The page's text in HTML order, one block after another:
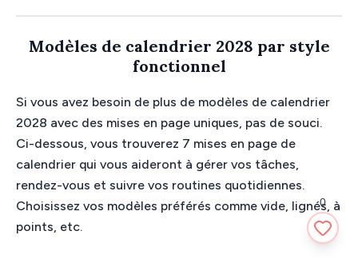
Modèles de calendrier 2028 par style
fonctionnel
Si vous avez besoin de plus de modèles de calendrier
2028 avec des mises en page uniques, pas de souci.
Ci-dessous, vous trouverez 7 mises en page de
calendrier qui vous aideront à gérer vos tâches,
rendez-vous et suivre vos routines quotidiennes.
Choisissez vos modèles préférés comme vide, lignés, à
points, etc.
0